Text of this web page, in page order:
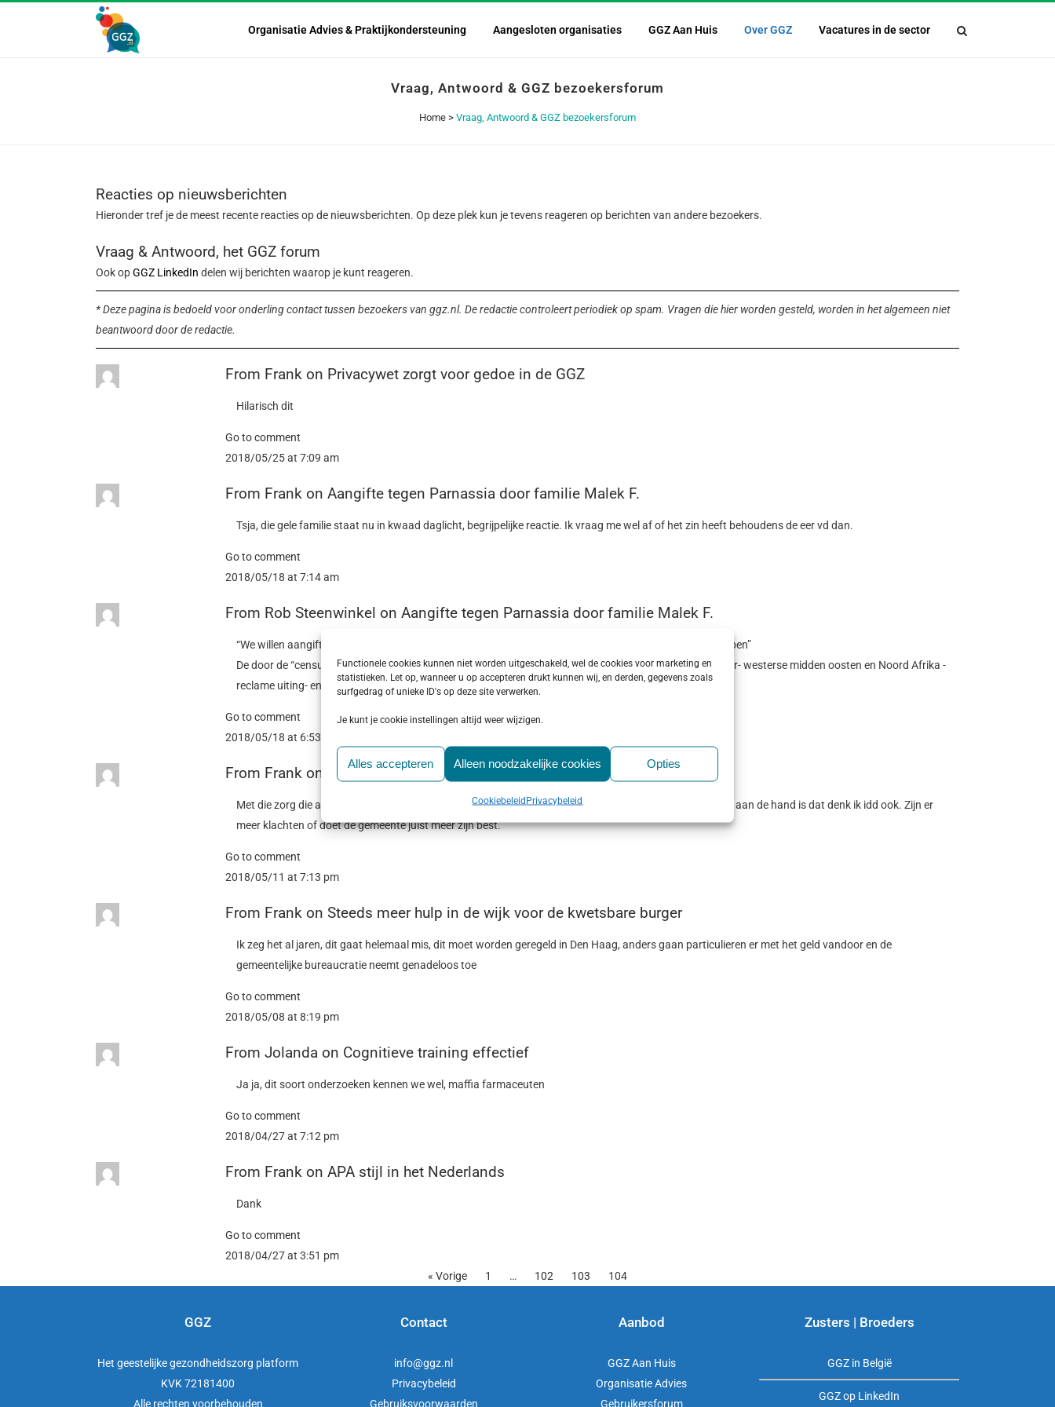
Functionele cookies kunnen niet worden uitgeschakeld, wel de cookies voor marketing en
statistieken. Let op, wanneer u op accepteren drukt kunnen wij, en derden, gegevens zoals
surfgedrag of unieke ID's op deze site verwerken.
Je kunt je cookie instellingen altijd weer wijzigen.
Alles accepteren Alleen noodzakelijke cookies Opties
CookiebeleidPrivacybeleid
Organisatie Advies & Praktijkondersteuning Aangesloten organisaties GGZ Aan Huis Over GGZ Vacatures in de sector
Vraag, Antwoord & GGZ bezoekersforum
Home > Vraag, Antwoord & GGZ bezoekersforum
Reacties op nieuwsberichten
Hieronder tref je de meest recente reacties op de nieuwsberichten. Op deze plek kun je tevens reageren op berichten van andere bezoekers.
Vraag & Antwoord, het GGZ forum
Ook opGGZ LinkedIn delen wij berichten waarop je kunt reageren.
* Deze pagina is bedoeld voor onderling contact tussen bezoekers van ggz.nl. De redactie controleert periodiek op spam. Vragen die hier worden gesteld, worden in het algemeen niet
beantwoord door de redactie.
From Frank on Privacywet zorgt voor gedoe in de GGZ
Hilarisch dit
Go to comment
2018/05/25 at 7:09 am
From Frank on Aangifte tegen Parnassia door familie Malek F.
Tsja, die gele familie staat nu in kwaad daglicht, begrijpelijke reactie. Ik vraag me wel af of het zin heeft behoudens de eer vd dan.
Go to comment
2018/05/18 at 7:14 am
From Rob Steenwinkel on Aangifte tegen Parnassia door familie Malek F.
“We willen aangifte doen voor het toebrengen van zwaar lichamelijk letsel omdat er niet tijdig is ingegrepen”
De door de “censuur” censuur censuur censuur aangestuurde “Politiek” Den Haag moet het hele censuur- westerse midden oosten en Noord Afrika -
reclame uiting- en verzorgen maar is dat eigenlijk wel mogelijk allemaal?
Go to comment
2018/05/18 at 6:53 am
From Frank on Percentage jeugdhulp scheelt fors per provincie
Met die zorg die anders geregeld is in iedere gemeente kun je bijna niet meer achterhalen wat er eigenlijk aan de hand is dat denk ik idd ook. Zijn er
meer klachten of doet de gemeente juist meer zijn best.
Go to comment
2018/05/11 at 7:13 pm
From Frank on Steeds meer hulp in de wijk voor de kwetsbare burger
Ik zeg het al jaren, dit gaat helemaal mis, dit moet worden geregeld in Den Haag, anders gaan particulieren er met het geld vandoor en de
gemeentelijke bureaucratie neemt genadeloos toe
Go to comment
2018/05/08 at 8:19 pm
From Jolanda on Cognitieve training effectief
Ja ja, dit soort onderzoeken kennen we wel, maffia farmaceuten
Go to comment
2018/04/27 at 7:12 pm
From Frank on APA stijl in het Nederlands
Dank
Go to comment
2018/04/27 at 3:51 pm
« Vorige
1 … 102 103 104
GGZ
Het geestelijke gezondheidszorg platform
KVK 72181400
Alle rechten voorbehouden
Contact
info@ggz.nl
Privacybeleid
Gebruiksvoorwaarden
Aanbod
GGZ Aan Huis
Organisatie Advies
Gebruikersforum
Zusters | Broeders
GGZ in België
GGZ op LinkedIn